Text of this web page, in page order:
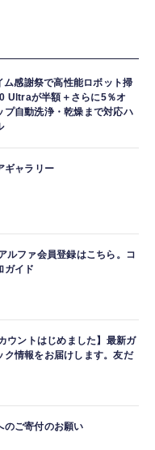
感謝祭で高性能ロボット掃
Ultraが半額＋さらに5％オ
プ自動洗浄・乾燥まで対応ハ
ギャラリー
ルファ会員登録はこちら。コ
ガイド
ウントはじめました】最新ガ
ク情報をお届けします。友だ
のご寄付のお願い